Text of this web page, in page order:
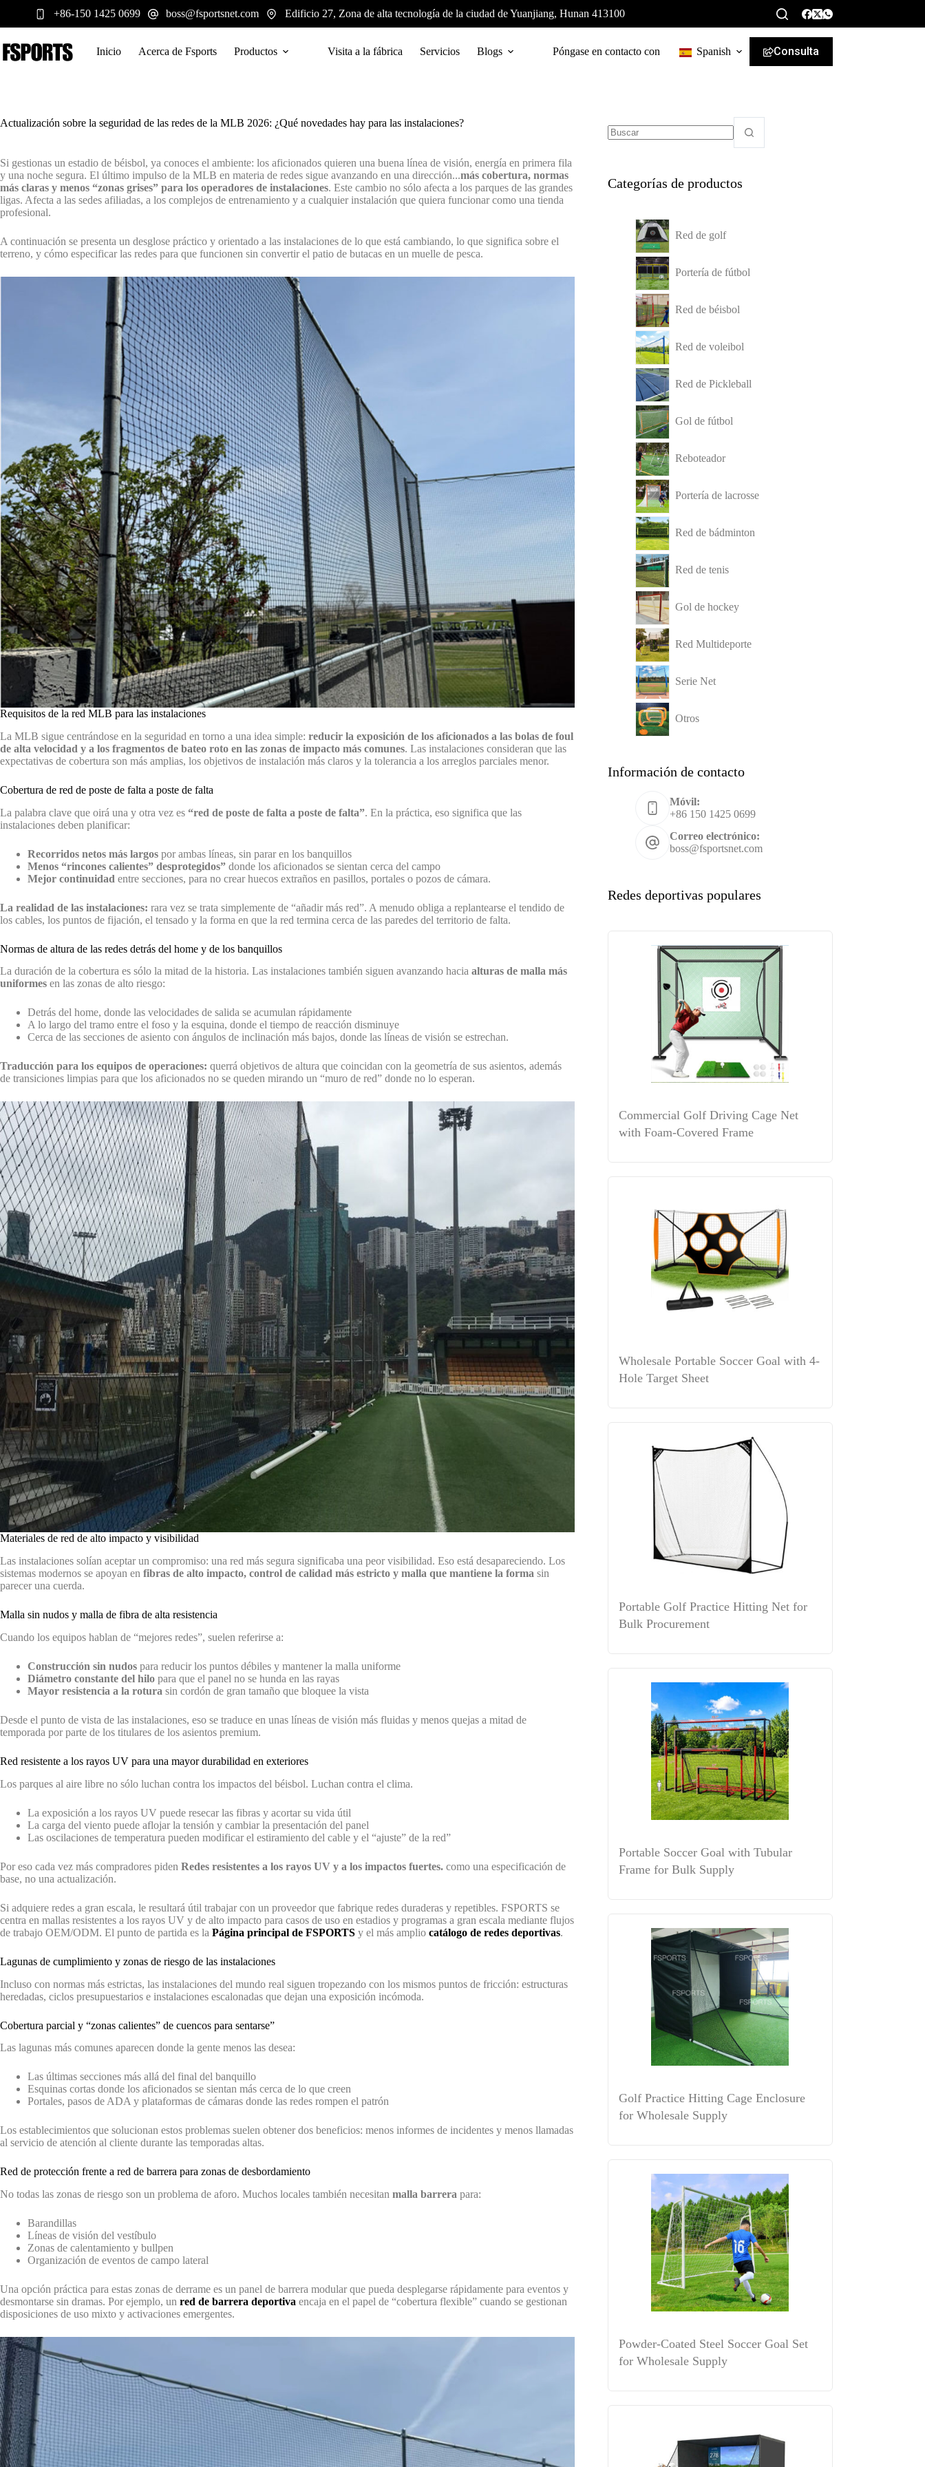
contenido
+86-150 1425 0699 boss@fsportsnet.com Edificio 27, Zona de alta tecnología de la ciudad de Yuanjiang, Hunan 413100
Inicio Acerca de Fsports Productos Visita a la fábrica Servicios Blogs Póngase en contacto con Spanish Consulta
Actualización sobre la seguridad de las redes de la MLB 2026: ¿Qué novedades hay para las instalaciones?
Si gestionas un estadio de béisbol, ya conoces el ambiente: los aficionados quieren una buena línea de visión, energía en primera fila
y una noche segura. El último impulso de la MLB en materia de redes sigue avanzando en una dirección...más cobertura, normas
más claras y menos “zonas grises” para los operadores de instalaciones. Este cambio no sólo afecta a los parques de las grandes
ligas. Afecta a las sedes afiliadas, a los complejos de entrenamiento y a cualquier instalación que quiera funcionar como una tienda
profesional.
A continuación se presenta un desglose práctico y orientado a las instalaciones de lo que está cambiando, lo que significa sobre el
terreno, y cómo especificar las redes para que funcionen sin convertir el patio de butacas en un muelle de pesca.
Requisitos de la red MLB para las instalaciones
La MLB sigue centrándose en la seguridad en torno a una idea simple: reducir la exposición de los aficionados a las bolas de foul
de alta velocidad y a los fragmentos de bateo roto en las zonas de impacto más comunes. Las instalaciones consideran que las
expectativas de cobertura son más amplias, los objetivos de instalación más claros y la tolerancia a los arreglos parciales menor.
Cobertura de red de poste de falta a poste de falta
La palabra clave que oirá una y otra vez es “red de poste de falta a poste de falta”. En la práctica, eso significa que las
instalaciones deben planificar:
Recorridos netos más largos por ambas líneas, sin parar en los banquillos
Menos “rincones calientes” desprotegidos” donde los aficionados se sientan cerca del campo
Mejor continuidad entre secciones, para no crear huecos extraños en pasillos, portales o pozos de cámara.
La realidad de las instalaciones: rara vez se trata simplemente de “añadir más red”. A menudo obliga a replantearse el tendido de
los cables, los puntos de fijación, el tensado y la forma en que la red termina cerca de las paredes del territorio de falta.
Normas de altura de las redes detrás del home y de los banquillos
La duración de la cobertura es sólo la mitad de la historia. Las instalaciones también siguen avanzando hacia alturas de malla más
uniformes en las zonas de alto riesgo:
Detrás del home, donde las velocidades de salida se acumulan rápidamente
A lo largo del tramo entre el foso y la esquina, donde el tiempo de reacción disminuye
Cerca de las secciones de asiento con ángulos de inclinación más bajos, donde las líneas de visión se estrechan.
Traducción para los equipos de operaciones: querrá objetivos de altura que coincidan con la geometría de sus asientos, además
de transiciones limpias para que los aficionados no se queden mirando un “muro de red” donde no lo esperan.
Materiales de red de alto impacto y visibilidad
Las instalaciones solían aceptar un compromiso: una red más segura significaba una peor visibilidad. Eso está desapareciendo. Los
sistemas modernos se apoyan en fibras de alto impacto, control de calidad más estricto y malla que mantiene la forma sin
parecer una cuerda.
Malla sin nudos y malla de fibra de alta resistencia
Cuando los equipos hablan de “mejores redes”, suelen referirse a:
Construcción sin nudos para reducir los puntos débiles y mantener la malla uniforme
Diámetro constante del hilo para que el panel no se hunda en las rayas
Mayor resistencia a la rotura sin cordón de gran tamaño que bloquee la vista
Desde el punto de vista de las instalaciones, eso se traduce en unas líneas de visión más fluidas y menos quejas a mitad de
temporada por parte de los titulares de los asientos premium.
Red resistente a los rayos UV para una mayor durabilidad en exteriores
Los parques al aire libre no sólo luchan contra los impactos del béisbol. Luchan contra el clima.
La exposición a los rayos UV puede resecar las fibras y acortar su vida útil
La carga del viento puede aflojar la tensión y cambiar la presentación del panel
Las oscilaciones de temperatura pueden modificar el estiramiento del cable y el “ajuste” de la red”
Por eso cada vez más compradores piden Redes resistentes a los rayos UV y a los impactos fuertes. como una especificación de
base, no una actualización.
Si adquiere redes a gran escala, le resultará útil trabajar con un proveedor que fabrique redes duraderas y repetibles. FSPORTS se
centra en mallas resistentes a los rayos UV y de alto impacto para casos de uso en estadios y programas a gran escala mediante flujos
de trabajo OEM/ODM. El punto de partida es la Página principal de FSPORTS y el más amplio catálogo de redes deportivas.
Lagunas de cumplimiento y zonas de riesgo de las instalaciones
Incluso con normas más estrictas, las instalaciones del mundo real siguen tropezando con los mismos puntos de fricción: estructuras
heredadas, ciclos presupuestarios e instalaciones escalonadas que dejan una exposición incómoda.
Cobertura parcial y “zonas calientes” de cuencos para sentarse”
Las lagunas más comunes aparecen donde la gente menos las desea:
Las últimas secciones más allá del final del banquillo
Esquinas cortas donde los aficionados se sientan más cerca de lo que creen
Portales, pasos de ADA y plataformas de cámaras donde las redes rompen el patrón
Los establecimientos que solucionan estos problemas suelen obtener dos beneficios: menos informes de incidentes y menos llamadas
al servicio de atención al cliente durante las temporadas altas.
Red de protección frente a red de barrera para zonas de desbordamiento
No todas las zonas de riesgo son un problema de aforo. Muchos locales también necesitan malla barrera para:
Barandillas
Líneas de visión del vestíbulo
Zonas de calentamiento y bullpen
Organización de eventos de campo lateral
Una opción práctica para estas zonas de derrame es un panel de barrera modular que pueda desplegarse rápidamente para eventos y
desmontarse sin dramas. Por ejemplo, un red de barrera deportiva encaja en el papel de “cobertura flexible” cuando se gestionan
disposiciones de uso mixto y activaciones emergentes.
Categorías de productos
Red de golf
Portería de fútbol
Red de béisbol
Red de voleibol
Red de Pickleball
Gol de fútbol
Reboteador
Portería de lacrosse
Red de bádminton
Red de tenis
Gol de hockey
Red Multideporte
Serie Net
Otros
Información de contacto
Móvil:
+86 150 1425 0699
Correo electrónico:
boss@fsportsnet.com
Redes deportivas populares
Commercial Golf Driving Cage Net
with Foam-Covered Frame
Wholesale Portable Soccer Goal with 4-
Hole Target Sheet
Portable Golf Practice Hitting Net for
Bulk Procurement
Portable Soccer Goal with Tubular
Frame for Bulk Supply
Golf Practice Hitting Cage Enclosure
for Wholesale Supply
Powder-Coated Steel Soccer Goal Set
for Wholesale Supply